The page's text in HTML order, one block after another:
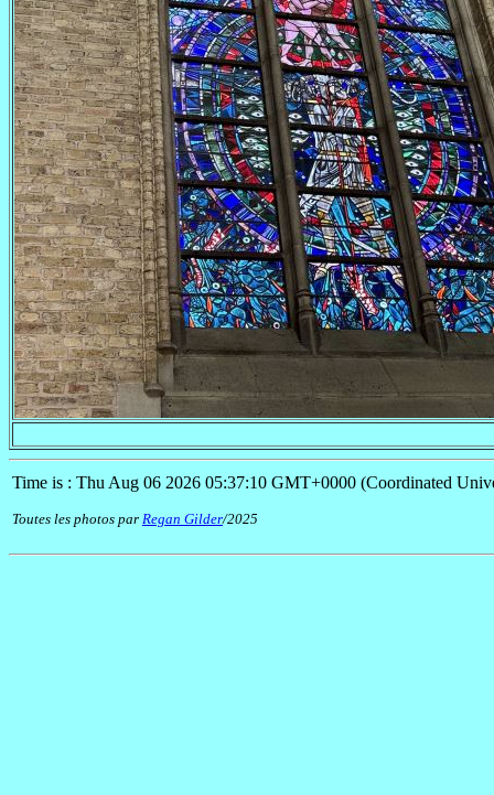
Time is : Thu Aug 06 2026 05:37:10 GMT+0000 (Coordinated
Toutes les photos par Regan Gilder/2025